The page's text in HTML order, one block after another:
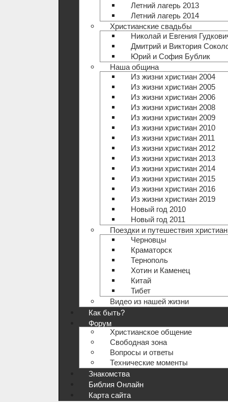
Летний лагерь 2013
Летний лагерь 2014
Христианские свадьбы
Николай и Евгения
Дмитрий и Виктория
Юрий и София Бублик
Наша община
Из жизни христиан 2004
Из жизни христиан 2005
Из жизни христиан 2006
Из жизни христиан 2008
Из жизни христиан 2009
Из жизни христиан 2010
Из жизни христиан 2011
Из жизни христиан 2012
Из жизни христиан 2013
Из жизни христиан 2014
Из жизни христиан 2015
Из жизни христиан 2016
Из жизни христиан 2019
Новый год 2010
Новый год 2011
Поездки и путешествия христиан
Черновцы
Краматорск
Тернополь
Хотин и Каменец
Китай
Тибет
Видео из нашей жизни
Как быть?
Форум
Христианское общение
Свободная зона
Вопросы и ответы
Технические моменты
Знакомства
Библия Онлайн
Карта сайта